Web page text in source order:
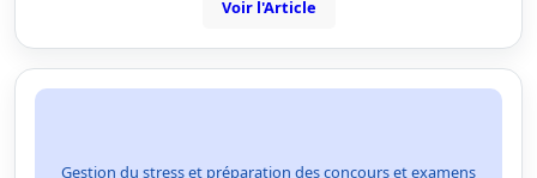
Voir l'Article
Gestion du stress et préparation des concours et examens